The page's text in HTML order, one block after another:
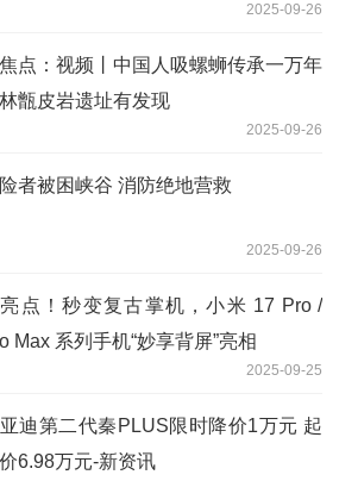
2025-09-26
点：视频丨中国人吸螺蛳传承一万年
甑皮岩遗址有发现
2025-09-26
者被困峡谷 消防绝地营救
2025-09-26
点！秒变复古掌机，小米 17 Pro /
Max 系列手机“妙享背屏”亮相
2025-09-25
迪第二代秦PLUS限时降价1万元 起
6.98万元-新资讯